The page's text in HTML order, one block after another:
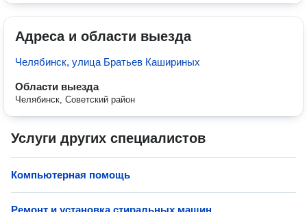
Адреса и области выезда
Челябинск, улица Братьев Кашириных
Области выезда
Челябинск, Советский район
Услуги других специалистов
Компьютерная помощь
Ремонт и установка стиральных машин